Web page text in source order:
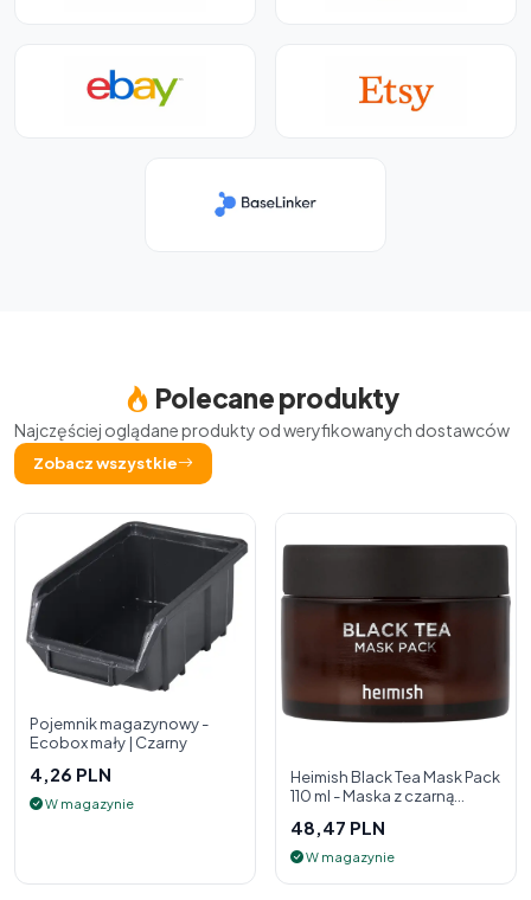
Polecane produkty
Najczęściej oglądane produkty od weryfikowanych dostawców
Zobacz wszystkie
Pojemnik magazynowy -
Ecobox mały | Czarny
4,26 PLN
W magazynie
Heimish Black Tea Mask Pack
110 ml - Maska z czarną
48,47 PLN
W magazynie